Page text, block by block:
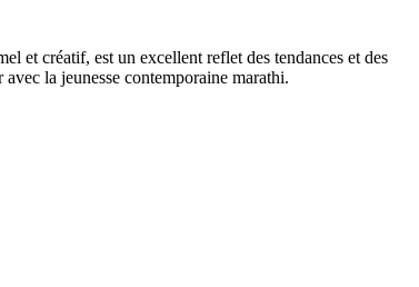
et créatif, est un excellent reflet des tendances et des
la jeunesse contemporaine marathi.